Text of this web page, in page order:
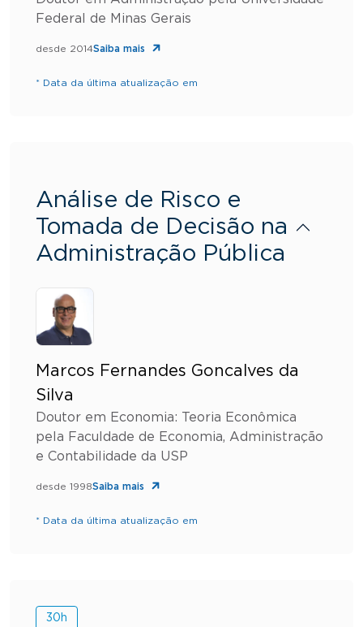
Federal de Minas Gerais
desde 2014Saiba mais
* Data da última atualização em
Análise de Risco e
Tomada de Decisão na
Administração Pública
Marcos Fernandes Goncalves da
Silva
Doutor em Economia: Teoria Econômica
pela Faculdade de Economia, Administração
e Contabilidade da USP
desde 1998Saiba mais
* Data da última atualização em
30h